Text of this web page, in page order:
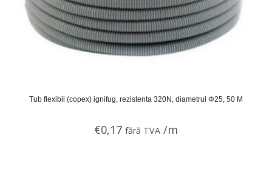
Tub flexibil (copex) ignifug, rezistenta 320N, diametrul Φ25, 50 M
€0,17 fără TVA /m